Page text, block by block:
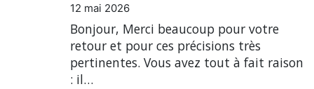
12 mai 2026
Bonjour, Merci beaucoup pour votre
retour et pour ces précisions très
pertinentes. Vous avez tout à fait raison
: il…